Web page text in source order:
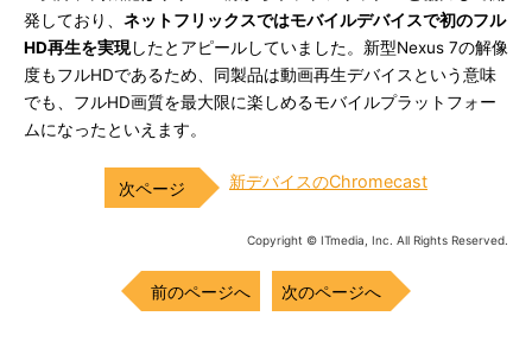
発しており、 ネットフリックスではモバイルデバイスで初のフル
HD再生を実現したとアピールしていました。新型Nexus 7の解像
度もフルHDであるため、同製品は動画再生デバイスという意味
でも、フルHD画質を最大限に楽しめるモバイルプラットフォー
ムになったといえます。
新デバイスのChromecast
Copyright © ITmedia, Inc. All Rights Reserved.
前のページへ 次のページへ